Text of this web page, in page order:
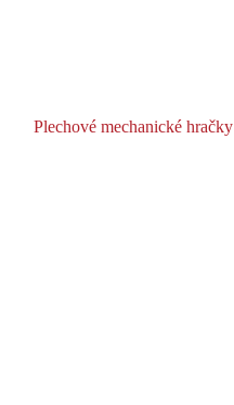
Plechové mechanické hračky